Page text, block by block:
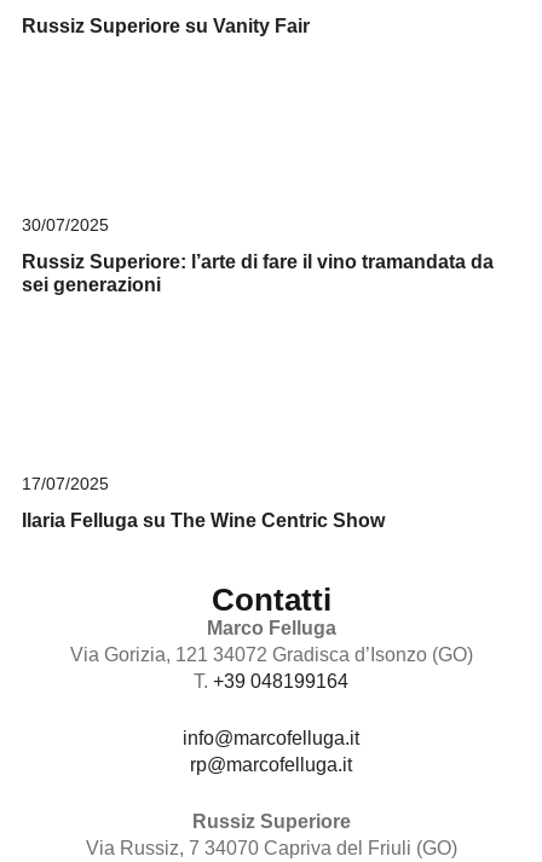
Russiz Superiore su Vanity Fair
30/07/2025
Russiz Superiore: l’arte di fare il vino tramandata da
sei generazioni
17/07/2025
Ilaria Felluga su The Wine Centric Show
Contatti
Marco Felluga
Via Gorizia, 121 34072 Gradisca d’Isonzo (GO)
T. +39 048199164
info@marcofelluga.it
rp@marcofelluga.it
Russiz Superiore
Via Russiz, 7 34070 Capriva del Friuli (GO)